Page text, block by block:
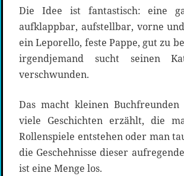
Die Idee ist fantastisch: eine
aufklappbar, aufstellbar, vorne
ein Leporello, feste Pappe, gut zu
irgendjemand sucht seinen
verschwunden.
Das macht kleinen
viele Geschichten erzählt, die
Rollenspiele entstehen oder man
die Geschehnisse dieser
ist eine Menge los.